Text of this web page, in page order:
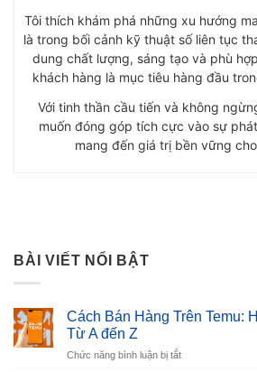
Tôi thích khám phá những xu hướng
là trong bối cảnh kỹ thuật số liên tục
dung chất lượng, sáng tạo và phù
khách hàng là mục tiêu hàng đầu
Với tinh thần cầu tiến và không
muốn đóng góp tích cực vào sự
mang đến giá trị bền vững
BÀI VIẾT NỔI BẬT
Cách Bán Hàng Trên Temu:
Từ A đến Z
Chức năng bình luận bị tắtở